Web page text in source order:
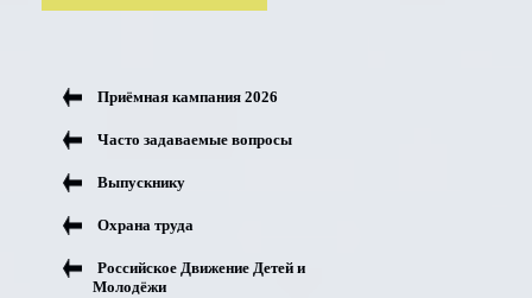
Приёмная кампания 2026
Часто задаваемые вопросы
Выпускнику
Охрана труда
Российское Движение Детей и
Молодёжи